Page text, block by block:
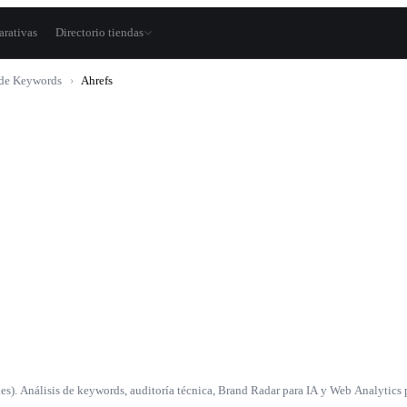
Directorio tiendas
Keywords › Ahrefs
Análisis de keywords, auditoría técnica, Brand Radar para IA y Web Analytics